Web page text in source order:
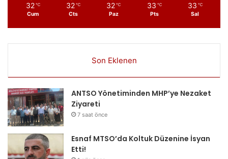
32 ℃
Cum
32 ℃
Cts
32 ℃
Paz
33 ℃
Pts
33 ℃
Sal
Son Eklenen
ANTSO Yönetiminden MHP’ye Nezaket
Ziyareti
7 saat önce
Esnaf MTSO’da Koltuk Düzenine İsyan
Etti!